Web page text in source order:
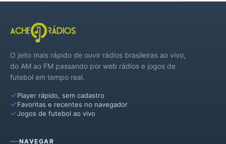
O jeito mais rápido de ouvir rádios brasileiras ao vivo,
do AM ao FM passando por web rádios e jogos de
futebol em tempo real.
Player rápido, sem cadastro
Favoritas e recentes no navegador
Jogos de futebol ao vivo
NAVEGAR